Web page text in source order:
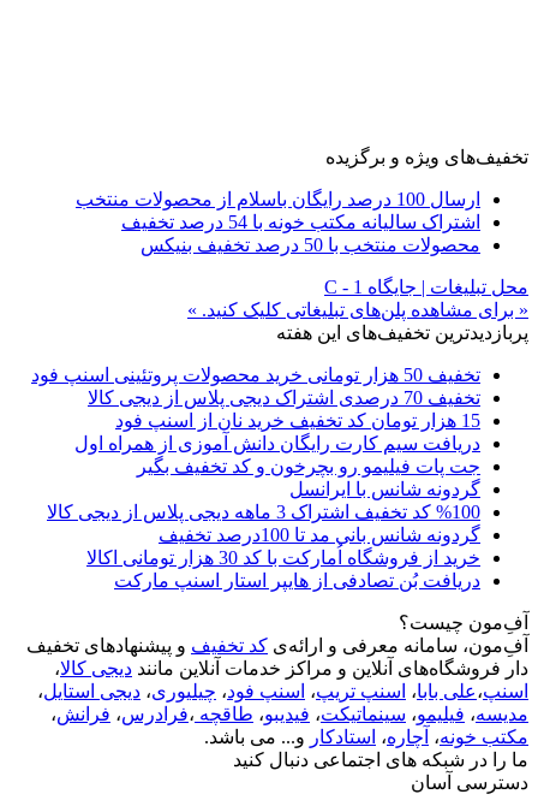
تخفیف‌های ویژه و برگزیده
ارسال 100 درصد رایگان باسلام از محصولات منتخب
اشتراک سالیانه مکتب خونه با 54 درصد تخفیف
محصولات منتخب با 50 درصد تخفیف بنیکس
محل تبلیغات | جایگاه C - 1
« برای مشاهده پلن‌های تبلیغاتی کلیک کنید. »
پربازدیدترین تخفیف‌های این هفته
تخفیف 50 هزار تومانی خرید محصولات پروتئینی اسنپ فود
تخفیف 70 درصدی اشتراک دیجی پلاس از دیجی کالا
15 هزار تومان کد تخفیف خرید نان از اسنپ فود
دریافت سیم کارت رایگان دانش آموزی از همراه اول
جت پات فیلیمو رو بچرخون و کد تخفیف بگیر
گردونه شانس با ایرانسل
%100 کد تخفیف اشتراک 3 ماهه دیجی پلاس از دیجی کالا
گردونه شانس بانی مد تا 100درصد تخفیف
خرید از فروشگاه اُمارکت با کد 30 هزار تومانی اکالا
دریافت بُن تصادفی از هایپر استار اسنپ مارکت
آفِ‌مون چیست؟
آفِ‌مون، سامانه معرفی و ارائه‌ی کد تخفیف و پیشنهادهای تخفیف
دار فروشگاه‌های آنلاین و مراکز خدمات آنلاین مانند دیجی کالا،
اسنپ،علی بابا، اسنپ تریپ، اسنپ فود، چیلیوری، دیجی استایل،
مدیسه، فیلیمو، سینماتیکت، فیدیبو، طاقچه ،فرادرس، فرانش،
مکتب خونه، آچاره، استادکار و... می باشد.
ما را در شبکه های اجتماعی دنبال کنید
دسترسی آسان